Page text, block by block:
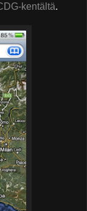
kentältä.